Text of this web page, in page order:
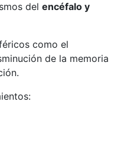
del encéfalo y
como el
de la memoria